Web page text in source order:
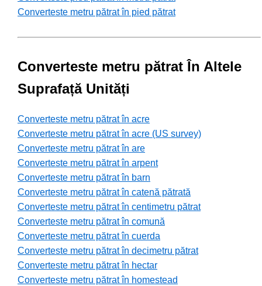
Converteste metru pătrat în pied pătrat
Converteste metru pătrat În Altele
Suprafață Unități
Converteste metru pătrat în acre
Converteste metru pătrat în acre (US survey)
Converteste metru pătrat în are
Converteste metru pătrat în arpent
Converteste metru pătrat în barn
Converteste metru pătrat în catenă pătrată
Converteste metru pătrat în centimetru pătrat
Converteste metru pătrat în comună
Converteste metru pătrat în cuerda
Converteste metru pătrat în decimetru pătrat
Converteste metru pătrat în hectar
Converteste metru pătrat în homestead